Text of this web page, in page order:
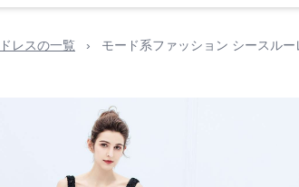
ドレスの一覧 › モード系ファッション シースル